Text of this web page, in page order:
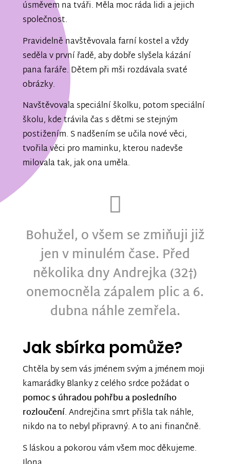
úsměvem na tváři. Měla moc ráda lidi a jejich
společnost.
Pravidelně navštěvovala farní kostel a vždy
seděla v první řadě, aby dobře slyšela kázání
pana faráře. Dětem při mši rozdávala svaté
obrázky.
Navštěvovala speciální školku, potom speciální
školu, kde trávila čas s dětmi se stejným
postižením. S nadšením se učila nové věci,
tvořila věci pro maminku, kterou nadevše
milovala tak, jak ona uměla.
Bohužel, o všem se zmiňuji již
jen v minulém čase. Před
několika dny Andrejka (32†)
onemocněla zápalem plic a 6.
dubna náhle zemřela.
Jak sbírka pomůže?
Chtěla by sem vás jménem svým a jménem moji
kamarádky Blanky z celého srdce požádat o
pomoc s úhradou pohřbu a posledního
rozloučení. Andrejčina smrt přišla tak náhle,
nikdo na to nebyl připravný. A to ani finančně.
S láskou a pokorou vám všem moc děkujeme.